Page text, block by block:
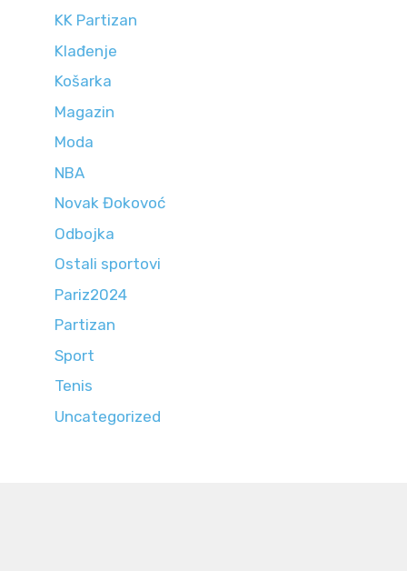
KK Partizan
Klađenje
Košarka
Magazin
Moda
NBA
Novak Đokovoć
Odbojka
Ostali sportovi
Pariz2024
Partizan
Sport
Tenis
Uncategorized